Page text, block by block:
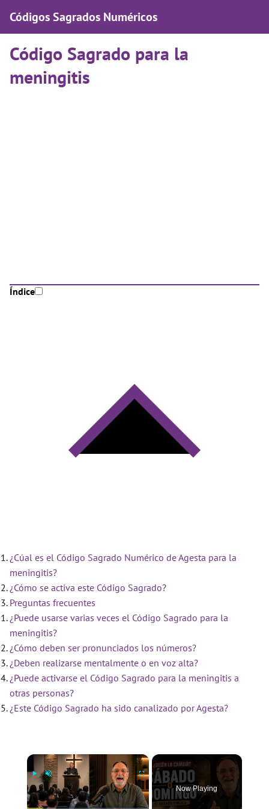
Códigos Sagrados Numéricos
Código Sagrado para la
meningitis
Índice
¿Cúal es el Código Sagrado Numérico de Agesta para la
meningitis?
¿Cómo se activa este Código Sagrado?
Preguntas frecuentes
¿Puede usarse varias veces el Código Sagrado para la
meningitis?
¿Cómo deben ser pronunciados los números?
¿Deben realizarse mentalmente o en voz alta?
¿Puede activarse el Código Sagrado para la meningitis a
otras personas?
¿Este Código Sagrado ha sido canalizado por Agesta?
×
Now Playing